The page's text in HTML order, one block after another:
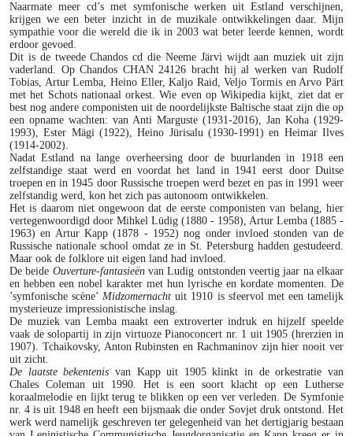
Naarmate meer cd’s met symfonische werken uit Estland verschijnen,
krijgen we een beter inzicht in de muzikale ontwikkelingen daar. Mijn
sympathie voor die wereld die ik in 2003 wat beter leerde kennen, wordt
erdoor gevoed.
Dit is de tweede Chandos cd die Neeme Järvi wijdt aan muziek uit zijn
vaderland. Op Chandos CHAN 24126 bracht hij al werken van Rudolf
Tobias, Artur Lemba, Heino Eller, Kaljo Raid, Veljo Tormis en Arvo Pärt
met het Schots nationaal orkest. Wie even op Wikipedia kijkt, ziet dat er
best nog andere componisten uit de noordelijkste Baltische staat zijn die op
een opname wachten: van Anti Marguste (1931-2016), Jan Koha (1929-
1993), Ester Mägi (1922), Heino Jürisalu (1930-1991) en Heimar Ilves
(1914-2002).
Nadat Estland na lange overheersing door de buurlanden in 1918 een
zelfstandige staat werd en voordat het land in 1941 eerst door Duitse
troepen en in 1945 door Russische troepen werd bezet en pas in 1991 weer
zelfstandig werd, kon het zich pas autonoom ontwikkelen.
Het is daarom niet ongewoon dat de eerste componisten van belang, hier
vertegenwoordigd door Mihkel Lüdig (1880 - 1958), Artur Lemba (1885 -
1963) en Artur Kapp (1878 - 1952) nog onder invloed stonden van de
Russische nationale school omdat ze in St. Petersburg hadden gestudeerd.
Maar ook de folklore uit eigen land had invloed.
De beide Ouverture-fantasieënvan Ludig ontstonden veertig jaar na elkaar
en hebben een nobel karakter met hun lyrische en kordate momenten. De
’symfonische scène’Midzomernacht uit 1910 is sfeervol met een tamelijk
mysterieuze impressionistische inslag.
De muziek van Lemba maakt een extroverter indruk en hijzelf speelde
vaak de solopartij in zijn virtuoze Pianoconcert nr. 1 uit 1905 (hrerzien in
1907). Tchaikovsky, Anton Rubinsten en Rachmaninov zijn hier nooit ver
uit zicht.
De laatste bekentenis van Kapp uit 1905 klinkt in de orkestratie van
Chales Coleman uit 1990. Het is een soort klacht op een Lutherse
koraalmelodie en lijkt terug te blikken op een ver verleden. De Symfonie
nr. 4 is uit 1948 en heeft een bijsmaak die onder Sovjet druk ontstond. Het
werk werd namelijk geschreven ter gelegenheid van het dertigjarig bestaan